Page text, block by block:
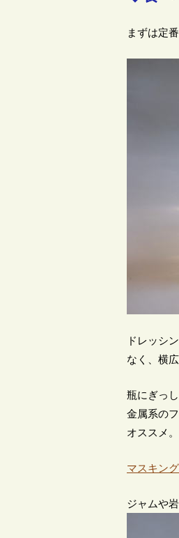
まずは定
ドレッシ
なく、横
瓶にぎっ
金属系の
オススメ。
マスキン
ジャムや